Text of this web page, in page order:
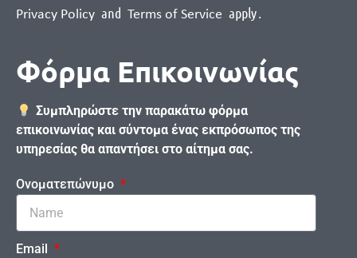
Privacy Policy and Terms of Service apply.
Φόρμα Επικοινωνίας
Συμπληρώστε την παρακάτω φόρμα
επικοινωνίας και σύντομα ένας εκπρόσωπος της
υπηρεσίας θα απαντήσει στο αίτημα σας.
Ονοματεπώνυμο
Email